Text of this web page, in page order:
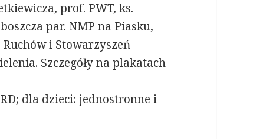
prof. PWT, ks.
par. NMP na Piasku,
i Stowarzyszeń
Szczegóły na plakatach
; dla dzieci:jednostronne i